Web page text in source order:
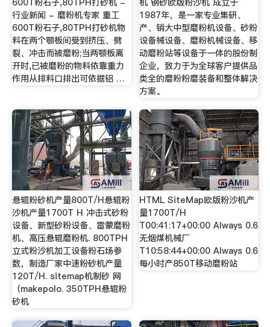
行业新闻 - 磨粉机专家 重工
600T粉石子,80TPH打砂机物
料在两个颚板间受到挤压、劈
裂、冲击而被磨粉;当两颚板离
开时,已被磨粉的物料依靠重力
作用从排料口排出可依据铝 …
1987年，是一家专业集研、
产、销大中型磨粉机设备、砂粉
设备械设备、磨粉机械设备、移
动磨粉站等设备于一体的股份制
企业，致力于为全球客户提供品
类全的磨粉粉磨装备和整体解决
方案。
悬辊粉砂机产量800T/H悬辊粉
沙机产量1700T H 冲击式砂粉
设备、新型砂粉设备、雷蒙磨粉
机、高压悬辊磨粉机. 800TPH
立式粉沙机加工设备粉石场参
数，制造厂家中速粉砂机产量
120T/H. sitemap机制砂 网
（makepolo. 350TPH悬辊粉
砂机
HTML SiteMap欧版粉沙机产
量1700T/H
T00:41:17+00:00 Always 0.6
无烟煤机械厂
T10:58:44+00:00 Always 0.6
每小时产850T移动磨粉站